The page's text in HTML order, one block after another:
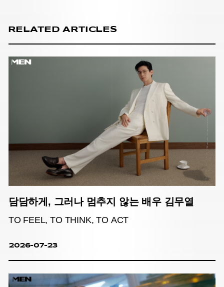
RELATED ARTICLES
담담하게, 그러나 멈추지 않는 배우 김무열
TO FEEL, TO THINK, TO ACT
2026-07-23